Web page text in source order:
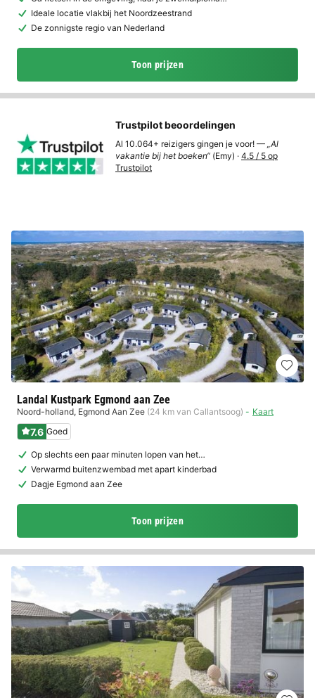
Ideale locatie vlakbij het Noordzeestrand
De zonnigste regio van Nederland
Toon prijzen
Landal Kustpark Egmond aan Zee
Noord-holland, Egmond Aan Zee (24 km van Callantsoog) Kaart
7.6 Goed
Op slechts een paar minuten lopen van het…
Verwarmd buitenzwembad met apart kinderbad
Dagje Egmond aan Zee
Toon prijzen
Trustpilot beoordelingen
Al 10.064+ reizigers gingen je voor! — „Al
vakantie bij het boeken“ (Emy) · 4.5 / 5 op
Trustpilot